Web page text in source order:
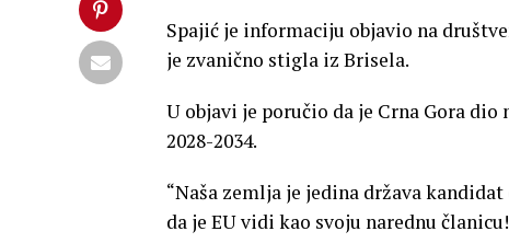
Spajić je informaciju objavio na
je zvanično stigla iz Brisela.
U objavi je poručio da je Crna Gora
2028-2034.
“Naša zemlja je jedina država
da je EU vidi kao svoju narednu članicu!